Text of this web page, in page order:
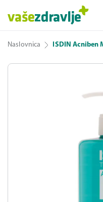
Naslovnica ISDIN Acniben